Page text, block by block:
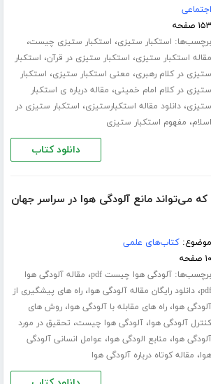
اجتماعی
۱۵۳ صفحه
برچسب‌ها: استکبار ستیزی، استکبار ستیزی چیست،
مقاله استکبار ستیزی، استکبار ستیزی در قرآن، استکبار
ستیزی در کلام رهبری، معنی استکبار ستیزی، استکبار
ستیزی در کلام امام خمینی، مقاله درباره ی استکبار
ستیزی،دانلود مقاله استکبارستیزی، استکبار ستیزی در
اسلام، مفهوم استکبار ستیزی
دانلود کتاب
کتاب 15 پروژه که می‌تواند مانع آلودگی هوا در سراسر جهان
موضوع:کتاب‌های علمی
۱۰ صفحه
برچسب‌ها:آلودگی هوا چیست pdf ، مقاله آلودگی هوا
pdf،دانلود رایگان مقاله آلودگی هوا،راه های پیشگیری از
آلودگی هوا،راه های مقابله با آلودگی هوا،روش های
کنترل آلودگی هوا،آلودگی هوا چیست، تحقیق در مورد
آلودگی هوا، منابع الودگی هوا، عوامل انسانی آلودگی
هوا، مقاله کوتاه درباره آلودگی هوا